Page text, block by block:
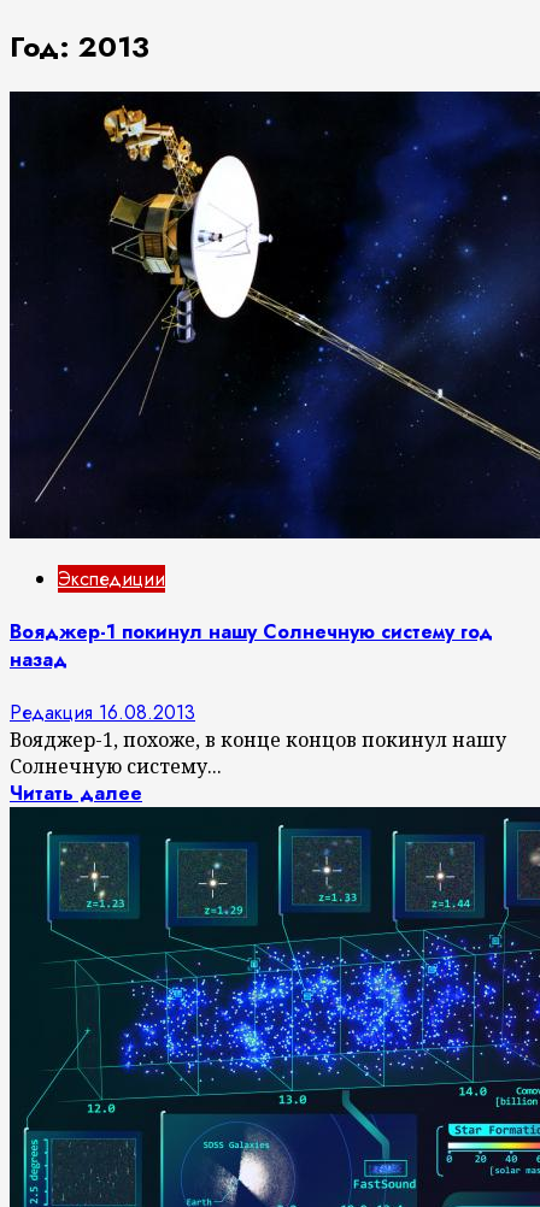
Год: 2013
Экспедиции
Вояджер-1 покинул нашу Солнечную систему год
назад
Редакция 16.08.2013
Вояджер-1, похоже, в конце концов покинул нашу
Солнечную систему...
Читать далее